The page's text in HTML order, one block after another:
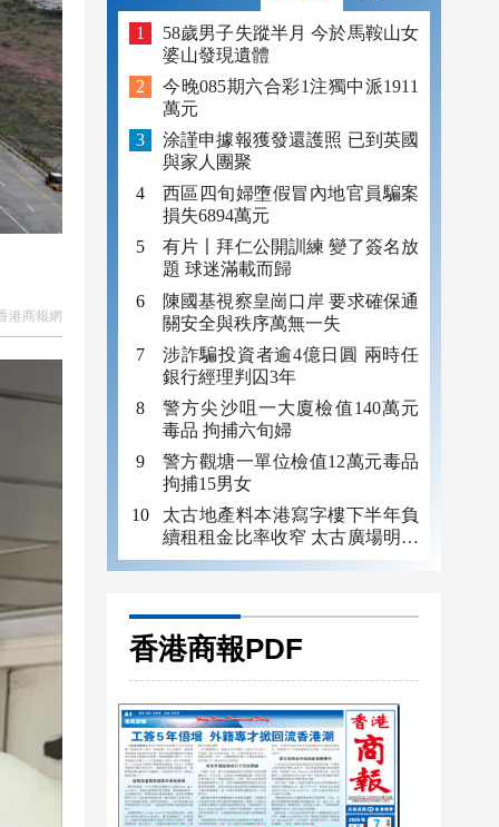
港商報網
58歲男子失蹤半月 今於馬鞍山女
婆山發現遺體
今晚085期六合彩1注獨中派1911
萬元
涂謹申據報獲發還護照 已到英國
與家人團聚
西區四旬婦墮假冒內地官員騙案
損失6894萬元
有片〡拜仁公開訓練 變了簽名放
題 球迷滿載而歸
陳國基視察皇崗口岸 要求確保通
關安全與秩序萬無一失
涉詐騙投資者逾4億日圓 兩時任
銀行經理判囚3年
警方尖沙咀一大廈檢值140萬元
毒品 拘捕六旬婦
警方觀塘一單位檢值12萬元毒品
拘捕15男女
太古地產料本港寫字樓下半年負
續租租金比率收窄 太古廣場明年
轉正
香港商報PDF